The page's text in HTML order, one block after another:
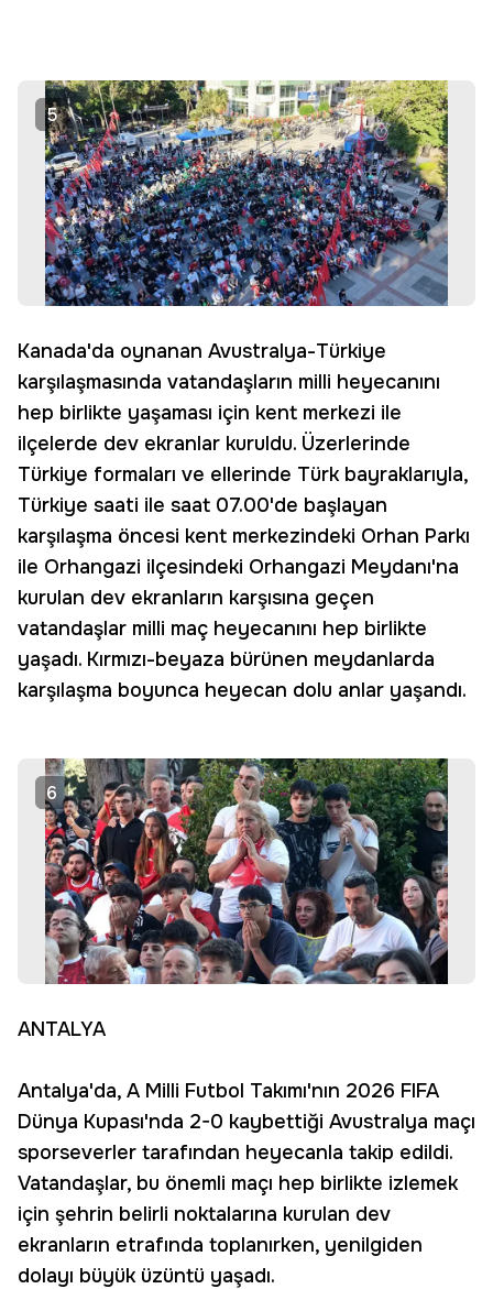
5
Kanada'da oynanan Avustralya-Türkiye
karşılaşmasında vatandaşların milli heyecanını
hep birlikte yaşaması için kent merkezi ile
ilçelerde dev ekranlar kuruldu. Üzerlerinde
Türkiye formaları ve ellerinde Türk bayraklarıyla,
Türkiye saati ile saat 07.00'de başlayan
karşılaşma öncesi kent merkezindeki Orhan Parkı
ile Orhangazi ilçesindeki Orhangazi Meydanı'na
kurulan dev ekranların karşısına geçen
vatandaşlar milli maç heyecanını hep birlikte
yaşadı. Kırmızı-beyaza bürünen meydanlarda
karşılaşma boyunca heyecan dolu anlar yaşandı.
6
ANTALYA
Antalya'da, A Milli Futbol Takımı'nın 2026 FIFA
Dünya Kupası'nda 2-0 kaybettiği Avustralya maçı
sporseverler tarafından heyecanla takip edildi.
Vatandaşlar, bu önemli maçı hep birlikte izlemek
için şehrin belirli noktalarına kurulan dev
ekranların etrafında toplanırken, yenilgiden
dolayı büyük üzüntü yaşadı.